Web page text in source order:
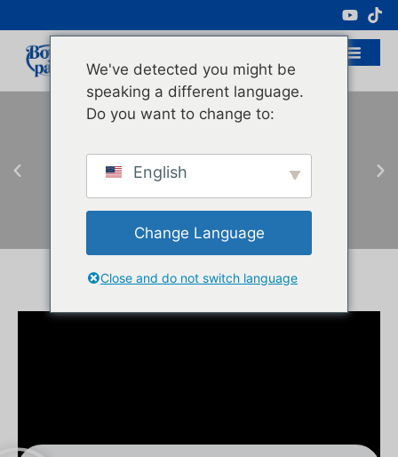
Kosmetikverpackungen
klicken
We've detected you might be
speaking a different language.
Do you want to change to:
English
Change Language
Close and do not switch language